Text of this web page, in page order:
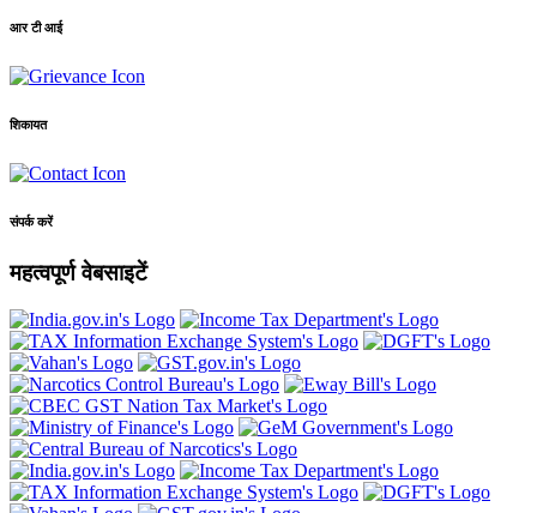
आर टी आई
शिकायत
संपर्क करें
महत्वपूर्ण वेबसाइटें